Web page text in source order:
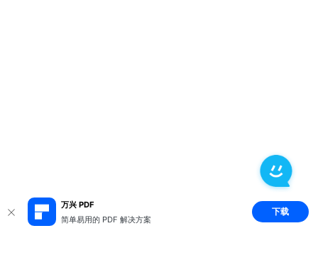
万兴 PDF
简单易用的 PDF 解决方案
下载